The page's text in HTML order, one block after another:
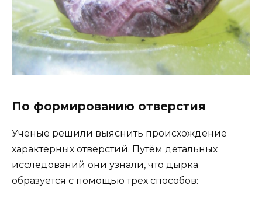
По формированию отверстия
Учёные решили выяснить происхождение
характерных отверстий. Путём детальных
исследований они узнали, что дырка
образуется с помощью трёх способов: